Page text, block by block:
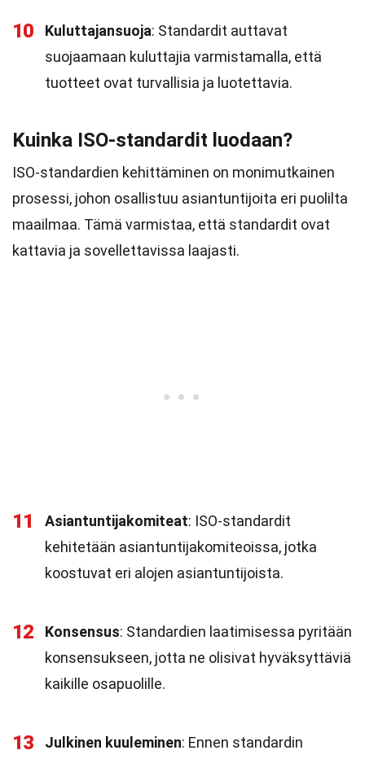
10 Kuluttajansuoja: Standardit auttavat
suojaamaan kuluttajia varmistamalla, että
tuotteet ovat turvallisia ja luotettavia.
Kuinka ISO-standardit luodaan?
ISO-standardien kehittäminen on monimutkainen
prosessi, johon osallistuu asiantuntijoita eri puolilta
maailmaa. Tämä varmistaa, että standardit ovat
kattavia ja sovellettavissa laajasti.
11 Asiantuntijakomiteat: ISO-standardit
kehitetään asiantuntijakomiteoissa, jotka
koostuvat eri alojen asiantuntijoista.
12 Konsensus: Standardien laatimisessa pyritään
konsensukseen, jotta ne olisivat hyväksyttäviä
kaikille osapuolille.
13 Julkinen kuuleminen: Ennen standardin